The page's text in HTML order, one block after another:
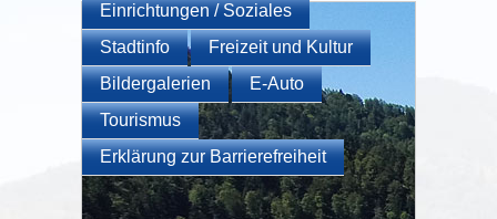
Einrichtungen / Soziales
Stadtinfo
Freizeit und Kultur
Bildergalerien
E-Auto
Tourismus
Erklärung zur Barrierefreiheit